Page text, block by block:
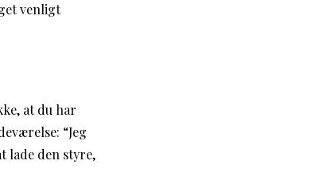
venligt
at du har
“Jeg
lade den styre,